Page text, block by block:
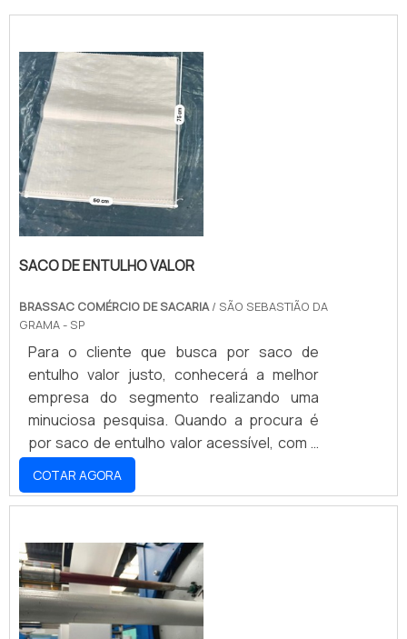
SACO DE ENTULHO VALOR
BRASSAC COMÉRCIO DE SACARIA/ SÃO SEBASTIÃO DA
GRAMA - SP
Para o cliente que busca por saco de
entulho valor justo, conhecerá a melhor
empresa do segmento realizando uma
minuciosa pesquisa. Quando a procura é
por saco de entulho valor acessível, com a
Brassac Comércio de Sacaria o cliente
poderá encontrar precisão com
pagamento acessível.MAIS DETALHES
JUSTOA Brassac Comércio de Sacaria
canaliza seus esforços em criar uma
estrutura com escritório de alta qualidade
onde são realizadas as atividades e
COTAR AGORA